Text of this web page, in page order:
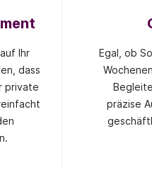
Ihr
dass
private
Egal, ob
präzise